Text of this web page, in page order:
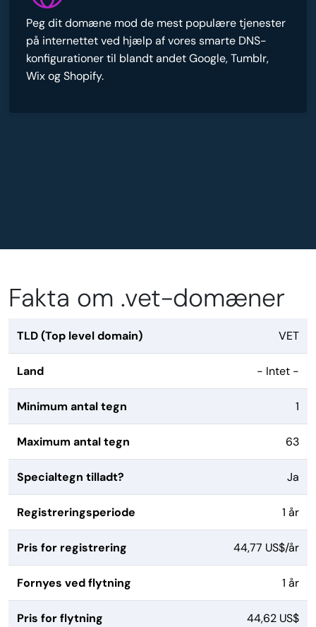
Peg dit domæne mod de mest populære tjenester
på internettet ved hjælp af vores smarte DNS-
konfigurationer til blandt andet Google, Tumblr,
Wix og Shopify.
Fakta om .vet-domæner
TLD (Top level domain) VET
Land - Intet -
Minimum antal tegn 1
Maximum antal tegn 63
Specialtegn tilladt? Ja
Registreringsperiode 1 år
Pris for registrering 44,77 US$/år
Fornyes ved flytning 1 år
Pris for flytning 44,62 US$